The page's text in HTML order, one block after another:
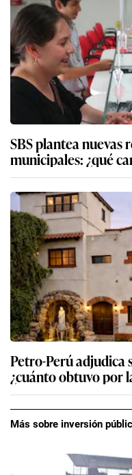
SBS plantea nuevas
municipales: ¿qué
Petro-Perú adjudica
¿cuánto obtuvo por
Más sobre inversión